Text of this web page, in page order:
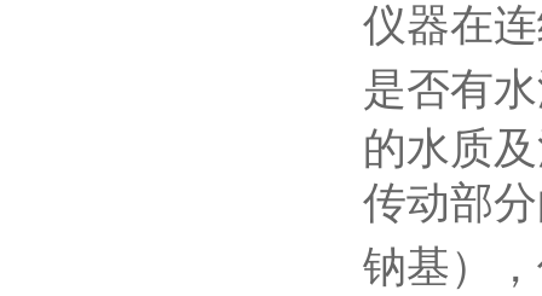
仪器在
是否有
的水质
传动部
钠基）